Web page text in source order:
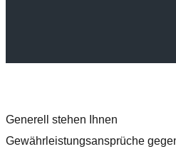
Generell stehen Ihnen
Gewährleistungsansprüche